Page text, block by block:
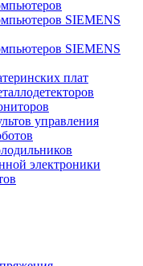
SIEMENS
SIEMENS
плат
управления
электроники